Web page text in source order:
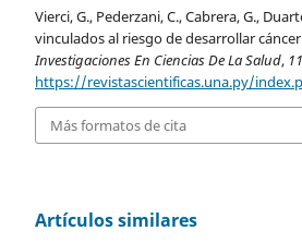
Vierci, G., Pederzani, C., Cabrera, G.,
vinculados al riesgo de desarrollar
Investigaciones En Ciencias De La Salud, 11
https://revistascientificas.una.py/
Más formatos de cita
Artículos similares